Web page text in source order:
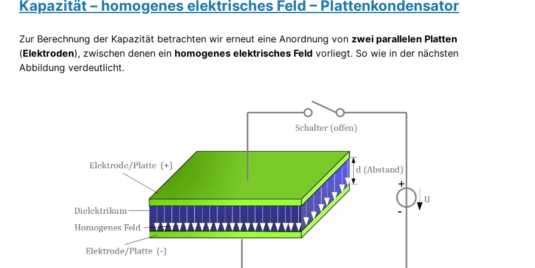
Kapazität – homogenes elektrisches Feld – Plattenkondensator
Zur Berechnung der Kapazität betrachten wir erneut eine Anordnung von zwei parallelen Platten
(Elektroden), zwischen denen ein homogenes elektrisches Feld vorliegt. So wie in der nächsten
Abbildung verdeutlicht.